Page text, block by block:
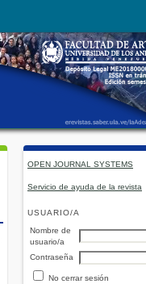
OPEN JOURNAL SYSTEMS
Servicio de ayuda de la revista
USUARIO/A
Nombre de
usuario/a
Contraseña
No cerrar sesión